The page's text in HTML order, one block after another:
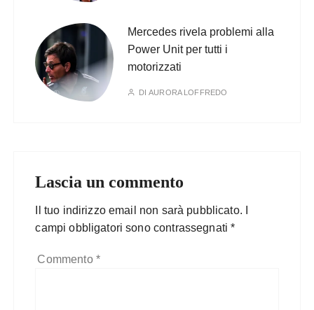
Mercedes rivela problemi alla
Power Unit per tutti i
motorizzati
DIAURORA LOFFREDO
Lascia un commento
Il tuo indirizzo email non sarà pubblicato.
campi obbligatori sono contrassegnati*
Commento *